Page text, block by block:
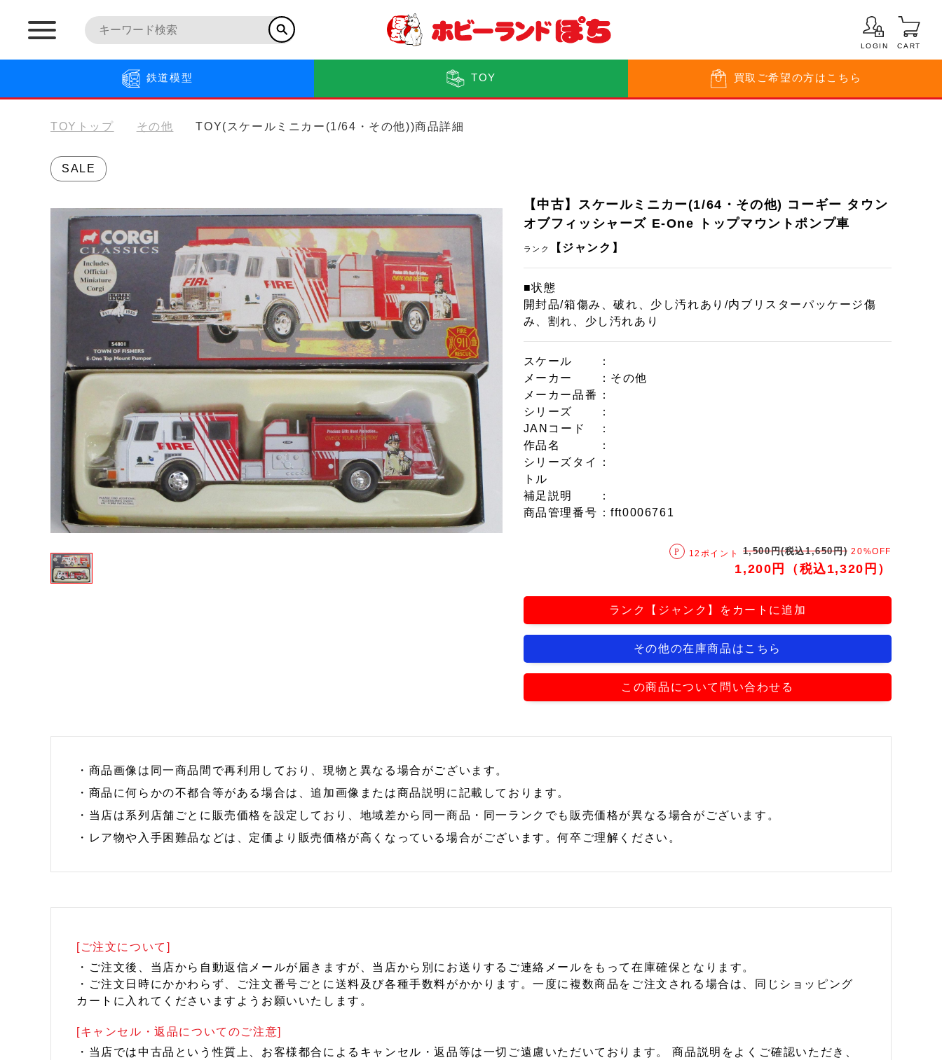
LOGIN CART
鉄道模型 TOY 買取 ご希望の方はこちら
TOYトップ その他 TOY(スケールミニカー(1/64・その他))商品詳細
SALE
【中古】スケールミニカー(1/64・その他) コーギー タウン
オブフィッシャーズ E-One トップマウントポンプ車
ランク 【ジャンク】
■状態
開封品/箱傷み、破れ、少し汚れあり/内ブリスターパッケージ傷
み、割れ、少し汚れあり
スケール
：
メーカー
：その他
メーカー品番
：
シリーズ
：
JANコード
：
作品名
：
シリーズタイ
トル
：
補足説明
：
商品管理番号 ：fft0006761
12ポイント 1,500円(税込1,650円) 20%OFF
1,200円（税込1,320円）
ランク【ジャンク】をカートに追加
その他の在庫商品はこちら
この商品について問い合わせる
・商品画像は同一商品間で再利用しており、現物と異なる場合がございます。
・商品に何らかの不都合等がある場合は、追加画像または商品説明に記載しております。
・当店は系列店舗ごとに販売価格を設定しており、地域差から同一商品・同一ランクでも販売価格が異なる場合がございます。
・レア物や入手困難品などは、定価より販売価格が高くなっている場合がございます。何卒ご理解ください。
[ご注文について]
・ご注文後、当店から自動返信メールが届きますが、当店から別にお送りするご連絡メールをもって在庫確保となります。
・ご注文日時にかかわらず、ご注文番号ごとに送料及び各種手数料がかかります。一度に複数商品をご注文される場合は、同じショッピング
カートに入れてくださいますようお願いいたします。
[キャンセル・返品についてのご注意]
・当店では中古品という性質上、お客様都合によるキャンセル・返品等は一切ご遠慮いただいております。 商品説明をよくご確認いただき、